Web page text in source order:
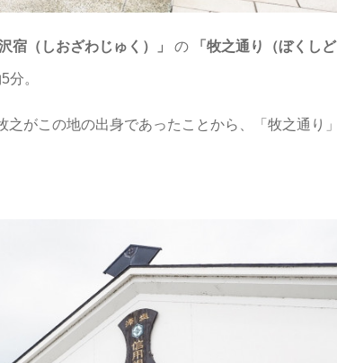
沢宿（しおざわじゅく）」 の 「牧之通り（ぼくしど
分。
がこの地の出身であったことから、「牧之通り」